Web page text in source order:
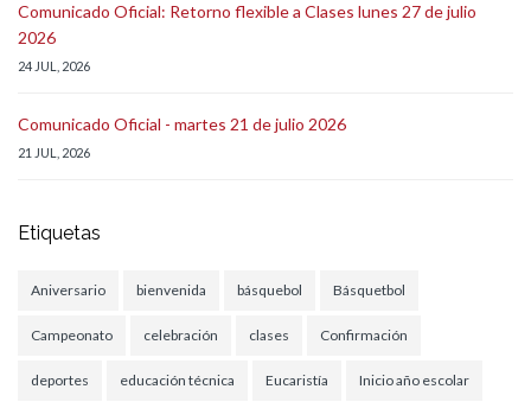
Comunicado Oficial: Retorno flexible a Clases lunes 27 de julio
2026
24 JUL, 2026
Comunicado Oficial - martes 21 de julio 2026
21 JUL, 2026
Etiquetas
Aniversario bienvenida básquebol Básquetbol
Campeonato celebración clases Confirmación
deportes educación técnica Eucaristía Inicio año escolar